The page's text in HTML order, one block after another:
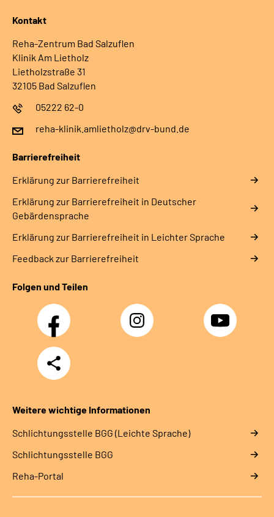
Kontakt
Reha-Zentrum Bad Salzuflen
Klinik Am Lietholz
Lietholzstraße 31
32105 Bad Salzuflen
05222 62-0
reha-klinik.amlietholz@drv-bund.de
Barrierefreiheit
Erklärung zur Barrierefreiheit
Erklärung zur Barrierefreiheit in Deutscher
Gebärdensprache
Erklärung zur Barrierefreiheit in Leichter Sprache
Feedback zur Barrierefreiheit
Folgen und Teilen
Facebook Instagram YouTube
Teilen
Weitere wichtige Informationen
Schlich­tungs­stel­le BGG (Leichte Sprache)
Schlich­tungs­stel­le BGG
Reha-Portal